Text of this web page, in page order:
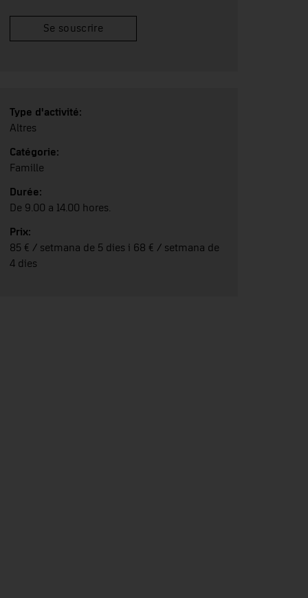
Se souscrire
Type d'activité:
Altres
Catégorie:
Famille
Durée:
De 9.00 a 14.00 hores.
Prix:
85 € / setmana de 5 dies i 68 € / setmana de
4 dies